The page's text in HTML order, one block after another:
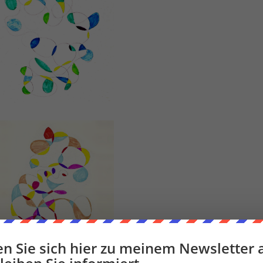
um unsere Website und unseren Service zu optimieren.
Sie sich hier zu meinem Newsletter